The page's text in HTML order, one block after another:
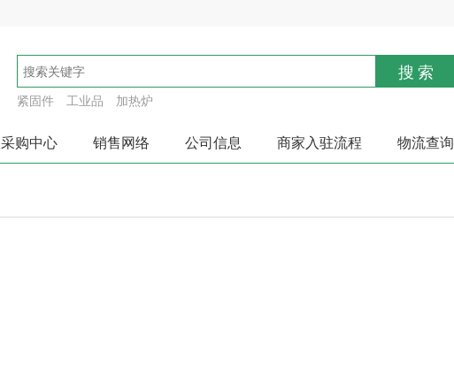
搜索
紧固件 工业品 加热炉
采购中心 销售网络 公司信息 商家入驻流程 物流查询